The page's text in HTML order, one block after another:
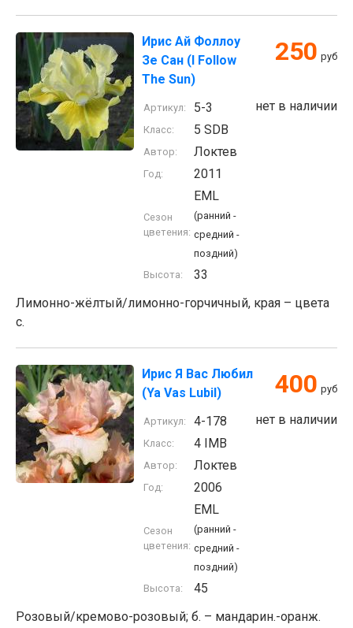
Ирис Ай Фоллоу
Зе Сан (I Follow
The Sun)
250 руб
нет в наличии
Артикул: 5-3
Класс: 5 SDB
Автор: Локтев
Год: 2011
Сезон
цветения:
EML
(ранний -
средний -
поздний)
Высота:
33
Лимонно-жёлтый/лимонно-горчичный, края – цвета
с.
Ирис Я Вас Любил
(Ya Vas Lubil)
400 руб
нет в наличии
Артикул: 4-178
Класс: 4 IMB
Автор: Локтев
Год: 2006
Сезон
цветения:
EML
(ранний -
средний -
поздний)
Высота:
45
Розовый/кремово-розовый; б. – мандарин.-оранж.